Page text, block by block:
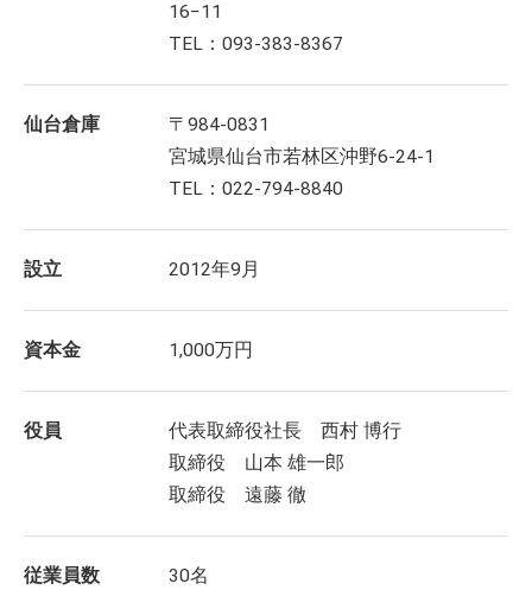
16−11
TEL：093-383-8367
仙台倉庫
〒984-0831
宮城県仙台市若林区沖野6-24-1
TEL：022-794-8840
設立 2012年9月
資本金 1,000万円
役員
代表取締役社長 西村 博行
取締役 山本 雄一郎
取締役 遠藤 徹
従業員数 30名